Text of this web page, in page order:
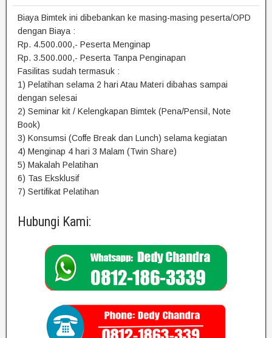
Biaya Bimtek ini dibebankan ke masing-masing peserta/OPD
dengan Biaya :
Rp. 4.500.000,- Peserta Menginap
Rp. 3.500.000,- Peserta Tanpa Penginapan
Fasilitas sudah termasuk :
1) Pelatihan selama 2 hari Atau Materi dibahas sampai
dengan selesai
2) Seminar kit / Kelengkapan Bimtek (Pena/Pensil, Note
Book)
3) Konsumsi (Coffe Break dan Lunch) selama kegiatan
4) Menginap 4 hari 3 Malam (Twin Share)
5) Makalah Pelatihan
6) Tas Eksklusif
7) Sertifikat Pelatihan
Hubungi Kami: